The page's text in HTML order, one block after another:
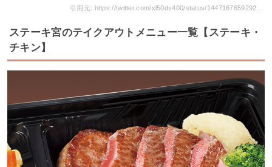
ステーキ宮のテイクアウトメニュー一覧【ステーキ・
チキン】